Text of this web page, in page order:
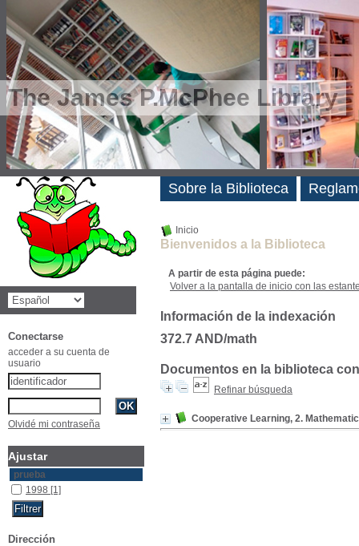
The James P.McPhee Library
Inicio
Bienvenidos a la Biblioteca
A partir de esta página puede:
Volver a la pantalla de inicio con las
Información de la indexación
372.7 AND/math
Documentos en la biblioteca
Refinar búsqueda
Cooperative Learning, 2.
Sobre la Biblioteca
Novedades
Conectarse
acceder a su cuenta de
usuario
Olvidé mi contraseña
Ajustar
prueba
1998 [1]
Dirección